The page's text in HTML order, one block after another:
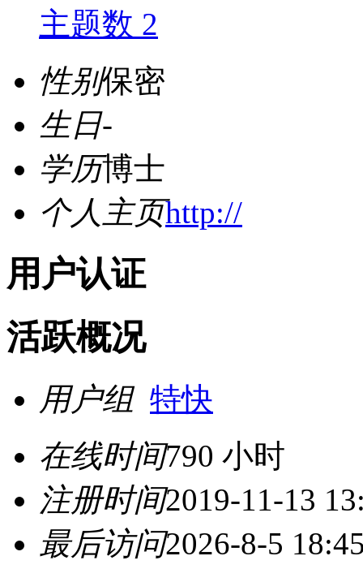
主题数 2
性别保密
生日-
学历博士
个人主页http://
用户认证
活跃概况
用户组 特快
在线时间790 小时
注册时间2019-11-13
最后访问2026-8-5